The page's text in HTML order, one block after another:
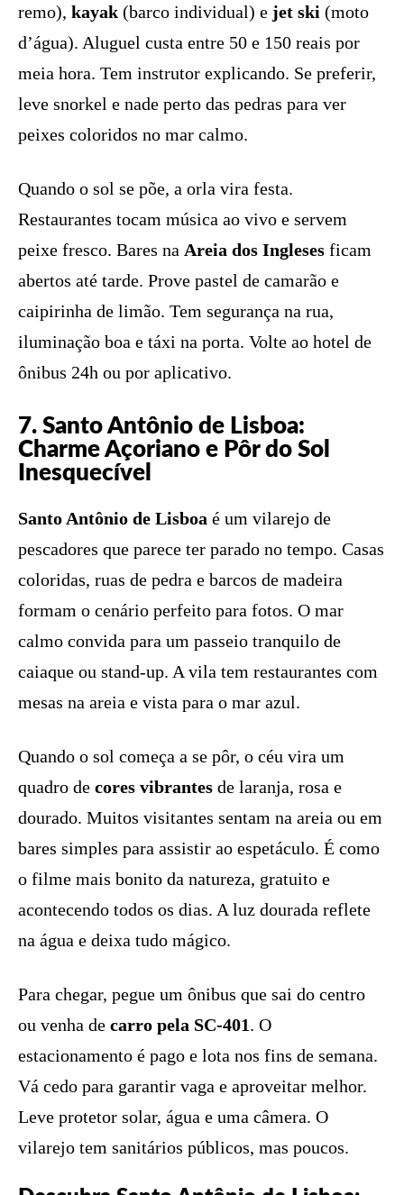
remo), kayak (barco individual) e jet ski (moto
d’água). Aluguel custa entre 50 e 150 reais por
meia hora. Tem instrutor explicando. Se preferir,
leve snorkel e nade perto das pedras para ver
peixes coloridos no mar calmo.
Quando o sol se põe, a orla vira festa.
Restaurantes tocam música ao vivo e servem
peixe fresco. Bares na Areia dos Ingleses ficam
abertos até tarde. Prove pastel de camarão e
caipirinha de limão. Tem segurança na rua,
iluminação boa e táxi na porta. Volte ao hotel de
ônibus 24h ou por aplicativo.
7. Santo Antônio de Lisboa:
Charme Açoriano e Pôr do Sol
Inesquecível
Santo Antônio de Lisboa é um vilarejo de
pescadores que parece ter parado no tempo. Casas
coloridas, ruas de pedra e barcos de madeira
formam o cenário perfeito para fotos. O mar
calmo convida para um passeio tranquilo de
caiaque ou stand-up. A vila tem restaurantes com
mesas na areia e vista para o mar azul.
Quando o sol começa a se pôr, o céu vira um
quadro de cores vibrantes de laranja, rosa e
dourado. Muitos visitantes sentam na areia ou em
bares simples para assistir ao espetáculo. É como
o filme mais bonito da natureza, gratuito e
acontecendo todos os dias. A luz dourada reflete
na água e deixa tudo mágico.
Para chegar, pegue um ônibus que sai do centro
ou venha de carro pela SC-401. O
estacionamento é pago e lota nos fins de semana.
Vá cedo para garantir vaga e aproveitar melhor.
Leve protetor solar, água e uma câmera. O
vilarejo tem sanitários públicos, mas poucos.